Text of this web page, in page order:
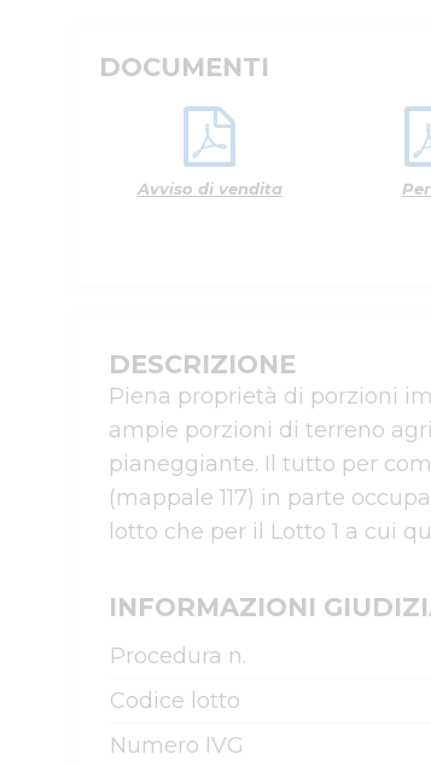
DOCUMENTI
Avviso di vendita
DESCRIZIONE
Piena proprietà di porzioni
ampie porzioni di terreno
pianeggiante. Il tutto per
(mappale 117) in parte
lotto che per il Lotto 1 a cui
INFORMAZIONI
Procedura n.
Codice lotto
Numero IVG